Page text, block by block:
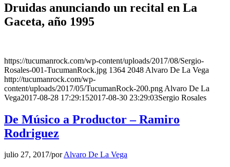
Druidas anunciando un recital en La
Gaceta, año 1995
https://tucumanrock.com/wp-content/uploads/2017/08/Sergio-
Rosales-001-TucumanRock.jpg 1364 2048 Alvaro De La Vega
http://tucumanrock.com/wp-
content/uploads/2017/05/TucumanRock-200.png Alvaro De La
Vega2017-08-28 17:29:152017-08-30 23:29:03Sergio Rosales
De Músico a Productor – Ramiro
Rodriguez
julio 27, 2017/porAlvaro De La Vega